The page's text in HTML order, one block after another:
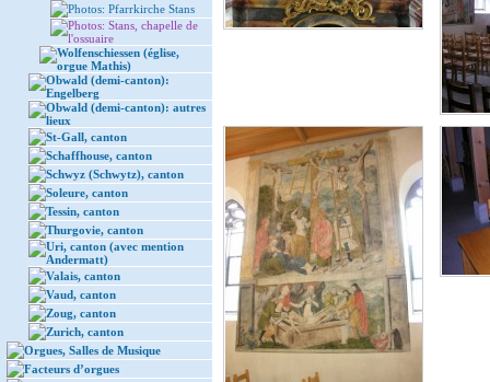
Photos: Pfarrkirche Stans
Photos: Stans, chapelle de
l'ossuaire
Wolfenschiessen (église,
orgue Mathis)
Obwald (demi-canton):
Engelberg
Obwald (demi-canton): autres
lieux
St-Gall, canton
Schaffhouse, canton
Schwyz (Schwytz), canton
Soleure, canton
Tessin, canton
Thurgovie, canton
Uri, canton (avec mention
Andermatt)
Valais, canton
Vaud, canton
Zoug, canton
Zurich, canton
Orgues, Salles de Musique
Facteurs d’orgues